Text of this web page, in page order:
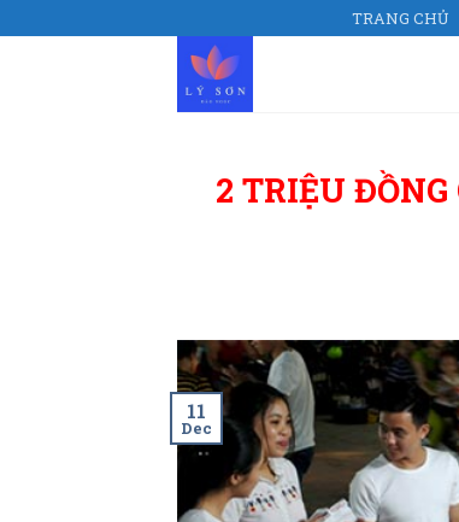
to
TRANG CHỦ
2 TRIỆU
11
Dec